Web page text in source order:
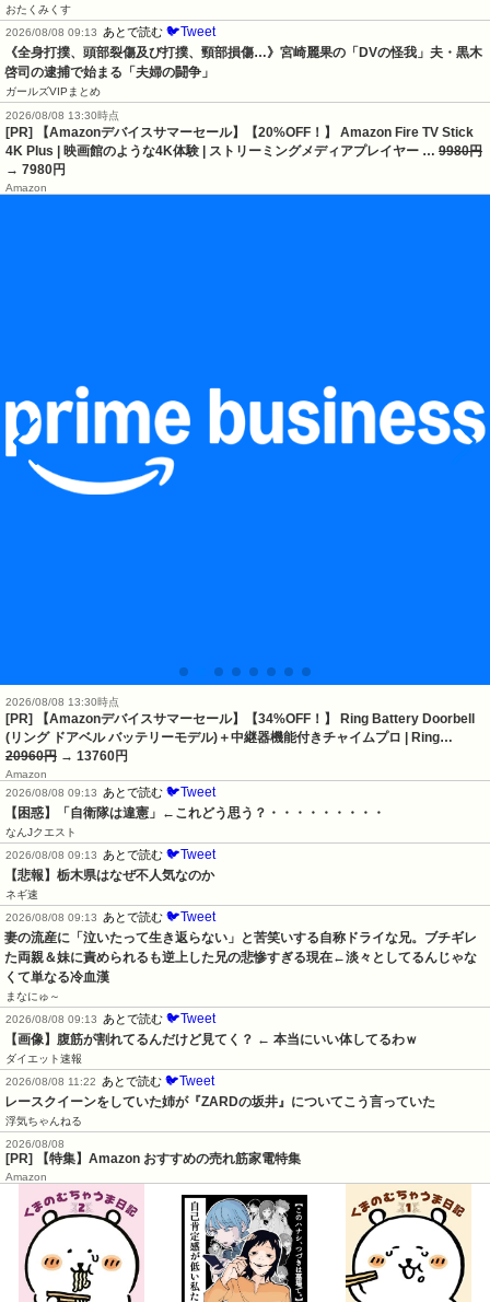
おたくみくす
2026/08/08 09:13
あとで読む 🐦Tweet
《全身打撲、頭部裂傷及び打撲、頸部損傷…》宮崎麗果の「DVの怪我」夫・黒木
啓司の逮捕で始まる「夫婦の闘争」
ガールズVIPまとめ
2026/08/08 13:30時点
[PR] 【Amazonデバイスサマーセール】【20%OFF！】 Amazon Fire TV Stick
4K Plus | 映画館のような4K体験 | ストリーミングメディアプレイヤー … 9980円
→ 7980円
Amazon
2026/08/08 13:30時点
[PR] 【Amazonデバイスサマーセール】【34%OFF！】 Ring Battery Doorbell
(リング ドアベル バッテリーモデル)＋中継器機能付きチャイムプロ | Ring…
20960円 → 13760円
Amazon
2026/08/08 09:13
あとで読む 🐦Tweet
【困惑】「自衛隊は違憲」←これどう思う？・・・・・・・・・
なんJクエスト
2026/08/08 09:13
あとで読む 🐦Tweet
【悲報】栃木県はなぜ不人気なのか
ネギ速
2026/08/08 09:13
あとで読む 🐦Tweet
妻の流産に「泣いたって生き返らない」と苦笑いする自称ドライな兄。ブチギレ
た両親＆妹に責められるも逆上した兄の悲惨すぎる現在←淡々としてるんじゃな
くて単なる冷血漢
まなにゅ～
2026/08/08 09:13
あとで読む 🐦Tweet
【画像】腹筋が割れてるんだけど見てく？ ← 本当にいい体してるわｗ
ダイエット速報
2026/08/08 11:22
あとで読む 🐦Tweet
レースクイーンをしていた姉が『ZARDの坂井』についてこう言っていた
浮気ちゃんねる
2026/08/08
[PR] 【特集】Amazon おすすめの売れ筋家電特集
Amazon